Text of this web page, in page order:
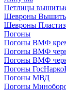
Петлицы
Шевроны
Шевроны
Погоны
Погоны ВМФ
Погоны ВМФ
Погоны ВМФ
Погоны
Погоны МВД
Погоны